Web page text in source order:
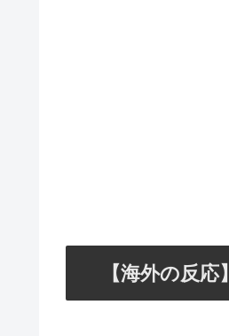
【海外の反応】